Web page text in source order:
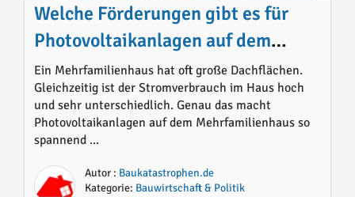
Welche Förderungen gibt es für
Photovoltaikanlagen auf dem
Mehrfamilienhaus 2026
Ein Mehrfamilienhaus hat oft große Dachflächen.
Gleichzeitig ist der Stromverbrauch im Haus hoch
und sehr unterschiedlich. Genau das macht
Photovoltaikanlagen auf dem Mehrfamilienhaus so
spannend ...
Autor : Baukatastrophen.de
Kategorie: Bauwirtschaft & Politik